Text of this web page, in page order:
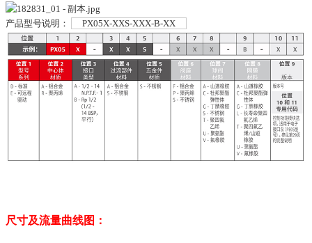
产品型号说明： PX05X-XXS-XXX-B-XX
尺寸及流量曲线图：